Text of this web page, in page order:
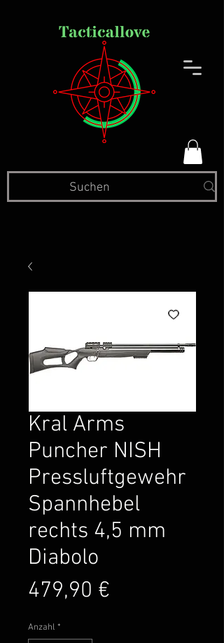
Kral Arms
Puncher NISH
Pressluftgewehr
Spannhebel
rechts 4,5 mm
Diabolo
479,90 €
Anzahl *